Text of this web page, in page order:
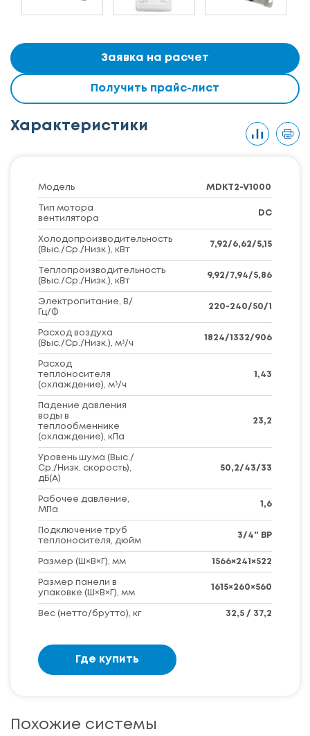
Заявка на расчет
Получить прайс-лист
Характеристики
Модель MDKT2-V1000
Тип мотора
вентилятора
DC
Холодопроизводительность
(Выс./Ср./Низк.), кВт
7,92/6,62/5,15
Теплопроизводительность
(Выс./Ср./Низк.), кВт
9,92/7,94/5,86
Электропитание, В/
Гц/Ф
220-240/50/1
Расход воздуха
(Выс./Ср./Низк.), м³/ч
1824/1332/906
Расход
теплоносителя
(охлаждение), м³/ч
1,43
Падение давления
воды в
теплообменнике
(охлаждение), кПа
23,2
Уровень шума (Выс./
Ср./Низк. скорость),
дБ(А)
50,2/43/33
Рабочее давление,
МПа
1,6
Подключение труб
теплоносителя, дюйм
3/4" BP
Размер (Ш×В×Г), мм 1566×241×522
Размер панели в
упаковке (Ш×В×Г), мм
1615×260×560
Вес (нетто/брутто), кг 32,5 / 37,2
Где купить
Похожие системы